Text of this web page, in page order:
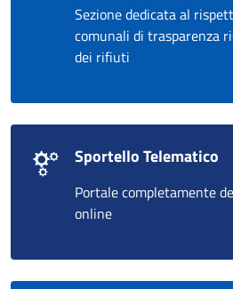
Sezione dedicata al
comunali di trasparenza
dei rifiuti
Sportello Telematico
Portale completamente
online